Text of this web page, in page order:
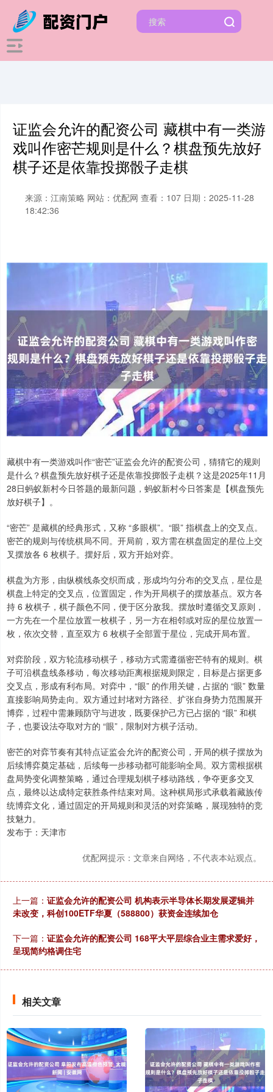
证监会允许的配资公司 藏棋中有一类游
戏叫作密芒规则是什么？棋盘预先放好
棋子还是依靠投掷骰子走棋
来源：江南策略 网站：优配网 查看：107 日期：2025-11-28
18:42:36
藏棋中有一类游戏叫作“密芒”证监会允许的配资公司，猜猜它的规则
是什么？棋盘预先放好棋子还是依靠投掷骰子走棋？这是2025年11月
28日蚂蚁新村今日答题的最新问题，蚂蚁新村今日答案是【棋盘预先
放好棋子】。
“密芒” 是藏棋的经典形式，又称 “多眼棋”。“眼” 指棋盘上的交叉点。
密芒的规则与传统棋局不同。开局前，双方需在棋盘固定的星位上交
叉摆放各 6 枚棋子。摆好后，双方开始对弈。
棋盘为方形，由纵横线条交织而成，形成均匀分布的交叉点，星位是
棋盘上特定的交叉点，位置固定，作为开局棋子的摆放基点。双方各
持 6 枚棋子，棋子颜色不同，便于区分敌我。摆放时遵循交叉原则，
一方先在一个星位放置一枚棋子，另一方在相邻或对应的星位放置一
枚，依次交替，直至双方 6 枚棋子全部置于星位，完成开局布置。
对弈阶段，双方轮流移动棋子，移动方式需遵循密芒特有的规则。棋
子可沿棋盘线条移动，每次移动距离根据规则限定，目标是占据更多
交叉点，形成有利布局。对弈中，“眼” 的作用关键，占据的 “眼” 数量
直接影响局势走向。双方通过封堵对方路径、扩张自身势力范围展开
博弈，过程中需兼顾防守与进攻，既要保护己方已占据的 “眼” 和棋
子，也要设法夺取对方的 “眼”，限制对方棋子活动。
密芒的对弈节奏有其特点证监会允许的配资公司，开局的棋子摆放为
后续博弈奠定基础，后续每一步移动都可能影响全局。双方需根据棋
盘局势变化调整策略，通过合理规划棋子移动路线，争夺更多交叉
点，最终以达成特定获胜条件结束对局。这种棋局形式承载着藏族传
统博弈文化，通过固定的开局规则和灵活的对弈策略，展现独特的竞
技魅力。
发布于：天津市
优配网提示：文章来自网络，不代表本站观点。
上一篇： 证监会允许的配资公司 机构表示半导体长期发展逻辑并
未改变，科创100ETF华夏（588800）获资金连续加仓
下一篇： 证监会允许的配资公司 168平大平层综合业主需求爱好，
呈现简约格调住宅
相关文章